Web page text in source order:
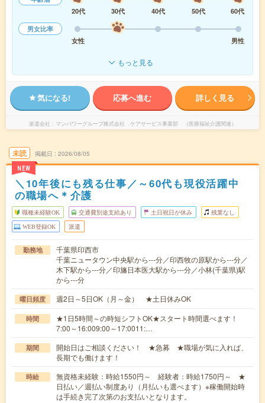
20代
30代 40代 50代
60代
男女比率
女性
男性
もっと見る
気になる! 応募へ進む 詳しく見る
派遣会社 マンパワーグループ株式会社 ケアサービス事業部 （医療福祉介護関連）
未読
NEW
掲載日 2026/08/05
＼10年後にも残る仕事／～60代も現役活躍中
の職場へ＊介護
職種未経験OK 交通費別途支給あり 土日祝日が休み 残業なし
WEB登録OK 派遣
勤務地
千葉県印西市
千葉ニュータウン中央駅から---分／印西牧の原駅から---分／
木下駅から---分／印旛日本医大駅から---分／小林(千葉県)駅
から---分
曜日頻度 週2日～5日OK（月～金） ★土日休みOK
時間
★1日5時間～の時短シフトOK★スタート時間選べます！
7:00～16:009:00～17:0011:…
期間
開始日はご相談ください！ ★急募 ★職場が気に入れば、
長期でも働けます！
時給
無資格未経験：時給1550円～ 経験者：時給1750円～ ★
日払い／週払い制度あり（月払いも選べます）※稼働開始時
は手続き完了次第のお支払いとなります。